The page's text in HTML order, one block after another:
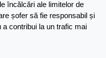
încălcări ale limitelor de
șofer să fie responsabil și
contribui la un trafic mai